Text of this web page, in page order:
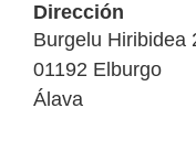
Dirección
Burgelu Hiribidea
01192 Elburgo
Álava